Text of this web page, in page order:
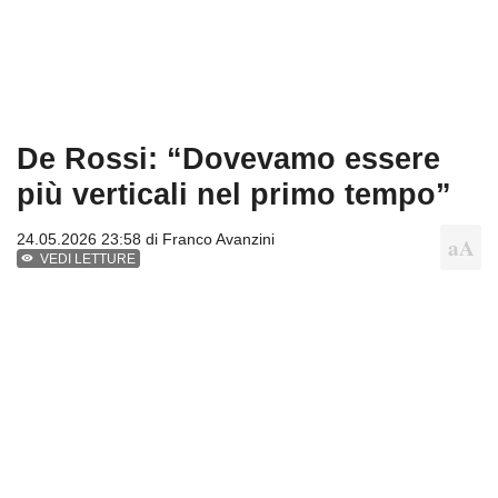
De Rossi: “Dovevamo essere
più verticali nel primo tempo”
24.05.2026 23:58 di Franco Avanzini
VEDI LETTURE